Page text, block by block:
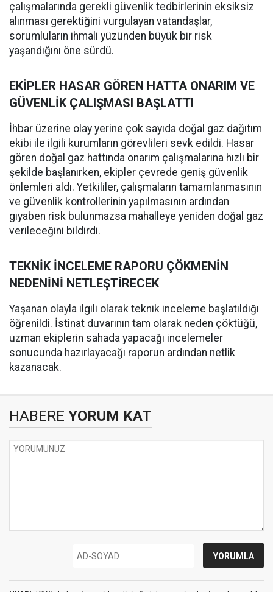
çalışmalarında gerekli güvenlik tedbirlerinin eksiksiz
alınması gerektiğini vurgulayan vatandaşlar,
sorumluların ihmali yüzünden büyük bir risk
yaşandığını öne sürdü.
EKİPLER HASAR GÖREN HATTA ONARIM VE
GÜVENLİK ÇALIŞMASI BAŞLATTI
İhbar üzerine olay yerine çok sayıda doğal gaz dağıtım
ekibi ile ilgili kurumların görevlileri sevk edildi. Hasar
gören doğal gaz hattında onarım çalışmalarına hızlı bir
şekilde başlanırken, ekipler çevrede geniş güvenlik
önlemleri aldı. Yetkililer, çalışmaların tamamlanmasının
ve güvenlik kontrollerinin yapılmasının ardından
gıyaben risk bulunmazsa mahalleye yeniden doğal gaz
verileceğini bildirdi.
TEKNİK İNCELEME RAPORU ÇÖKMENİN
NEDENİNİ NETLEŞTİRECEK
Yaşanan olayla ilgili olarak teknik inceleme başlatıldığı
öğrenildi. İstinat duvarının tam olarak neden çöktüğü,
uzman ekiplerin sahada yapacağı incelemeler
sonucunda hazırlayacağı raporun ardından netlik
kazanacak.
HABERE YORUM KAT